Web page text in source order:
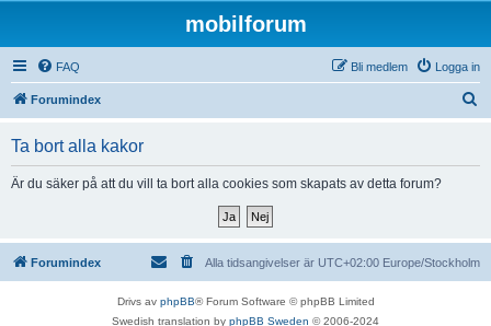
mobilforum
FAQ Logga in
Bli medlem
Forumindex
Ta bort alla kakor
Är du säker på att du vill ta bort alla cookies som skapats av detta forum?
Forumindex Alla tidsangivelser är UTC+02:00 Europe/Stockholm
Drivs av phpBB® Forum Software © phpBB Limited
Swedish translation by phpBB Sweden © 2006-2024